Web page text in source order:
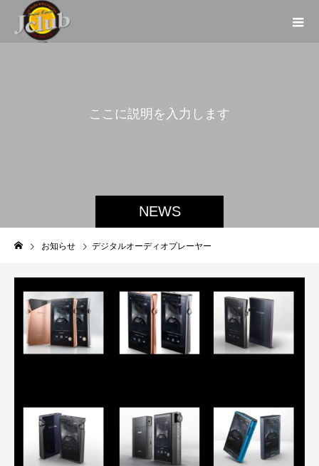
NEWS
ここに説明を入力し ます。
お知らせ デジタルオーディオプレーヤー